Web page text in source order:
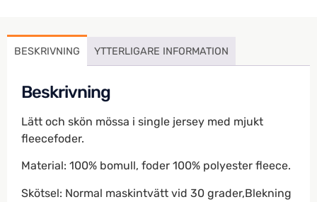
BESKRIVNING YTTERLIGARE INFORMATION
Beskrivning
Lätt och skön mössa i single jersey med mjukt
fleecefoder.
Material: 100% bomull, foder 100% polyester fleece.
Skötsel: Normal maskintvätt vid 30 grader,Blekning